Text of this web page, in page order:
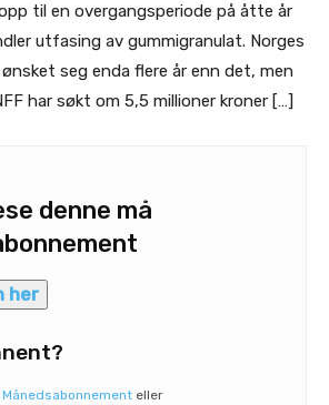
til en overgangsperiode på åtte år
utfasing av gummigranulat. Norges
seg enda flere år enn det, men
har søkt om 5,5 millioner kroner […]
denne må
her
Månedsabonnement eller